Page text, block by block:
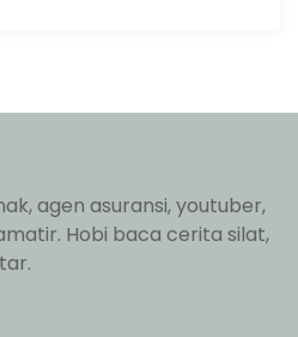
agen asuransi, youtuber,
Hobi baca cerita silat,